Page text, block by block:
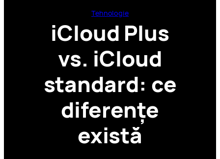
Tehnologie
iCloud Plus
vs. iCloud
standard: ce
diferențe
există